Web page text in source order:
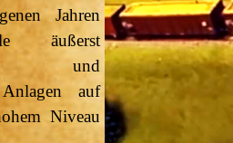
Jahren
äußerst
und
Anlagen auf
Niveau